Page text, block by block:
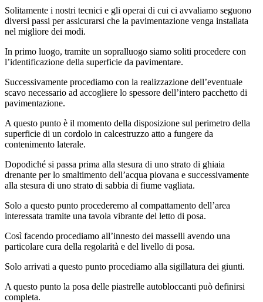
Solitamente i nostri tecnici e gli operai di cui ci avvaliamo seguono
diversi passi per assicurarsi che la pavimentazione venga installata
nel migliore dei modi.
In primo luogo, tramite un sopralluogo siamo soliti procedere con
l’identificazione della superficie da pavimentare.
Successivamente procediamo con la realizzazione dell’eventuale
scavo necessario ad accogliere lo spessore dell’intero pacchetto di
pavimentazione.
A questo punto è il momento della disposizione sul perimetro della
superficie di un cordolo in calcestruzzo atto a fungere da
contenimento laterale.
Dopodiché si passa prima alla stesura di uno strato di ghiaia
drenante per lo smaltimento dell’acqua piovana e successivamente
alla stesura di uno strato di sabbia di fiume vagliata.
Solo a questo punto procederemo al compattamento dell’area
interessata tramite una tavola vibrante del letto di posa.
Così facendo procediamo all’innesto dei masselli avendo una
particolare cura della regolarità e del livello di posa.
Solo arrivati a questo punto procediamo alla sigillatura dei giunti.
A questo punto la posa delle piastrelle autobloccanti può definirsi
completa.